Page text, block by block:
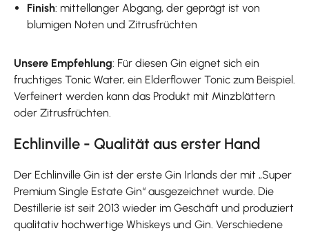
Finish: mittellanger Abgang, der geprägt ist von
blumigen Noten und Zitrusfrüchten
Unsere Empfehlung: Für diesen Gin eignet sich ein
fruchtiges Tonic Water, ein Elderflower Tonic zum Beispiel.
Verfeinert werden kann das Produkt mit Minzblättern
oder Zitrusfrüchten.
Echlinville - Qualität aus erster Hand
Der Echlinville Gin ist der erste Gin Irlands der mit „Super
Premium Single Estate Gin“ ausgezeichnet wurde. Die
Destillerie ist seit 2013 wieder im Geschäft und produziert
qualitativ hochwertige Whiskeys und Gin. Verschiedene